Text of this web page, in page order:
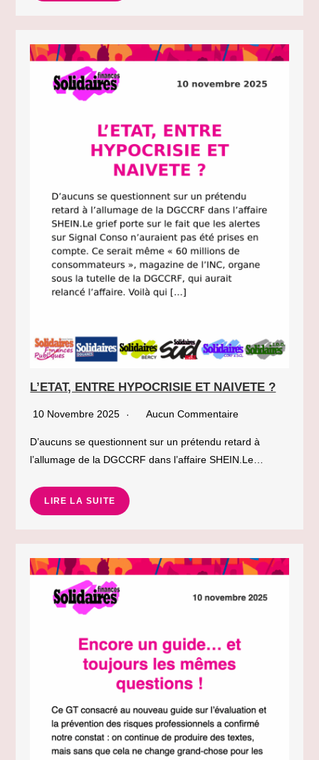
L’ETAT, ENTRE HYPOCRISIE ET NAIVETE ?
10 Novembre 2025 Aucun Commentaire
D’aucuns se questionnent sur un prétendu retard à
l’allumage de la DGCCRF dans l’affaire SHEIN.Le…
LIRE LA SUITE